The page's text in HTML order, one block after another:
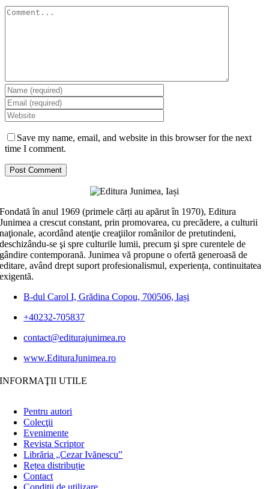
Comment
Save my name, email, and website in this browser for the next
time I comment.
Fondată în anul 1969 (primele cărți au apărut în 1970), Editura
Junimea a crescut constant, prin promovarea, cu precădere, a culturii
naţionale, acordând atenţie creaţiilor românilor de pretutindeni,
deschizându-se şi spre culturile lumii, precum şi spre curentele de
gândire contemporană. Junimea vă propune o ofertă generoasă de
editare, având drept suport profesionalismul, experiența, continuitatea
exigentă.
B-dul Carol I, Grădina Copou, 700506, Iași
+40232-705837
contact@editurajunimea.ro
www.EdituraJunimea.ro
INFORMAŢII UTILE
Pentru autori
Colecţii
Evenimente
Revista Scriptor
Librăria „Cezar Ivănescu”
Rețea distribuție
Contact
Condiţii de utilizare